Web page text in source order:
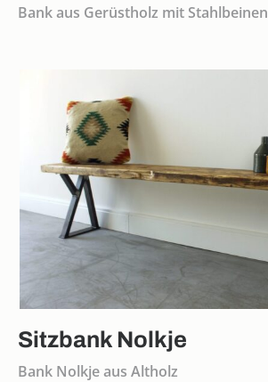
Bank aus Gerüstholz mit Stahlbeinen
Sitzbank Nolkje
Bank Nolkje aus Altholz